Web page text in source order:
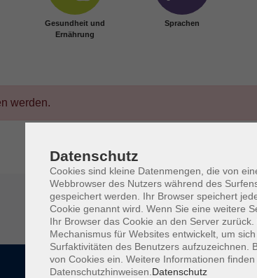
Gesundheit und
Ernährung
Sprachen
werden.
Impressum
Datenschutz
Cookies sind kleine Datenmengen, die von
Webbrowser des Nutzers während des
gespeichert werden. Ihr Browser speichert
Cookie genannt wird. Wenn Sie eine weitere
Ihr Browser das Cookie an den Server
Mechanismus für Websites entwickelt, um
Surfaktivitäten des Benutzers aufzuzeichnen.
von Cookies ein. Weitere Informationen
Datenschutzhinweisen. Datenschutz